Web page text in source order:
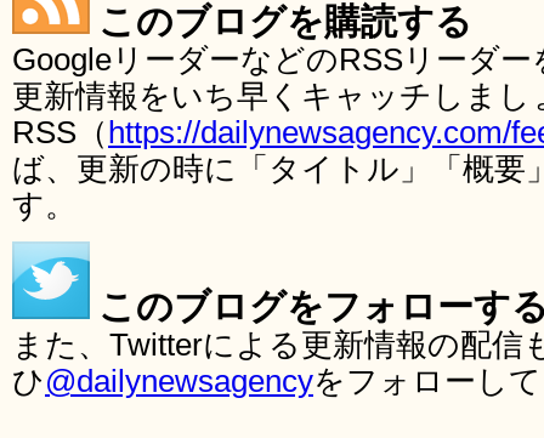
このブログを購読する
GoogleリーダーなどのRSSリーダ
更新情報をいち早くキャッチしま
RSS（ https://dailynewsagency.com/
ば、更新の時に「タイトル」「概要
す。
このブログをフォローす
また、Twitterによる更新情報の配
ひ@dailynewsagencyをフォローし